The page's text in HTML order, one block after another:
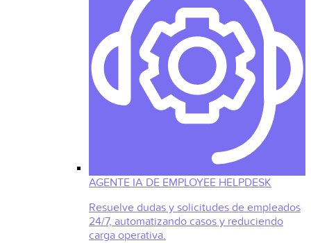
AGENTE IA DE EMPLOYEE HELPDESK
Resuelve dudas y solicitudes de empleados
24/7, automatizando casos y reduciendo
carga operativa.